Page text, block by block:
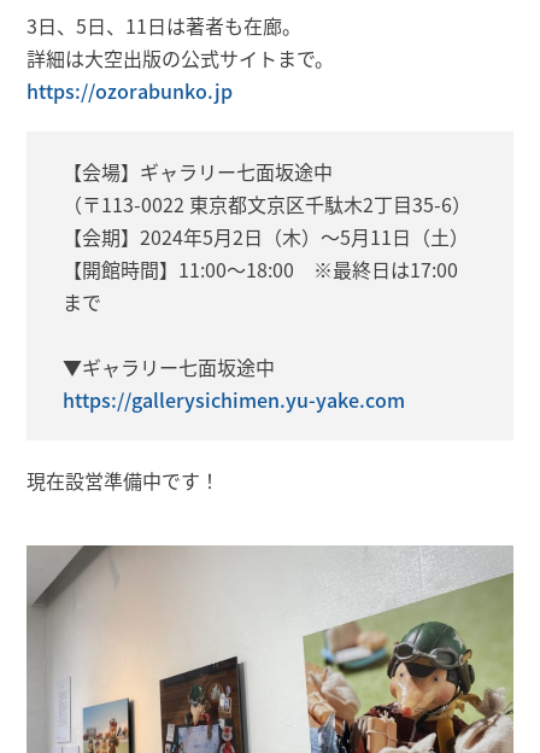
3日、5日、11日は著者も在廊。
詳細は大空出版の公式サイトまで。
https://ozorabunko.jp
【会場】ギャラリー七面坂途中
（〒113-0022 東京都文京区千駄木2丁目35-6）
【会期】2024年5月2日（木）～5月11日（土）
【開館時間】11:00～18:00 ※最終日は17:00
まで
▼ギャラリー七面坂途中
https://gallerysichimen.yu-yake.com
現在設営準備中です！